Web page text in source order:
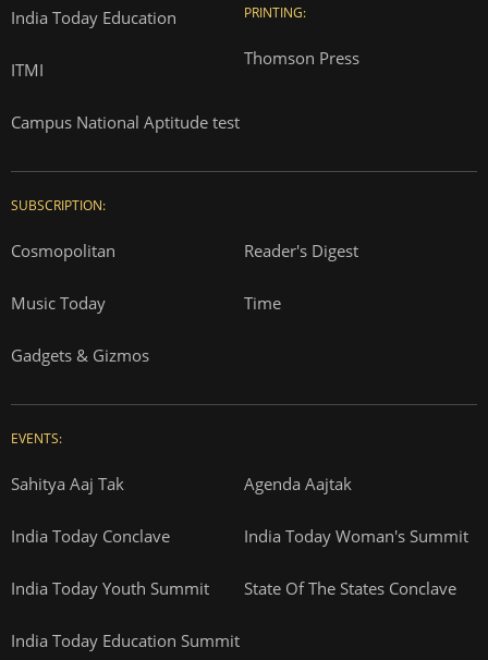
India Today Education
ITMI
Campus National Aptitude test
PRINTING:
Thomson Press
SUBSCRIPTION:
Cosmopolitan Reader's Digest
Music Today Time
Gadgets & Gizmos
EVENTS:
Sahitya Aaj Tak Agenda Aajtak
India Today Conclave India Today Woman's Summit
India Today Youth Summit State Of The States Conclave
India Today Education Summit